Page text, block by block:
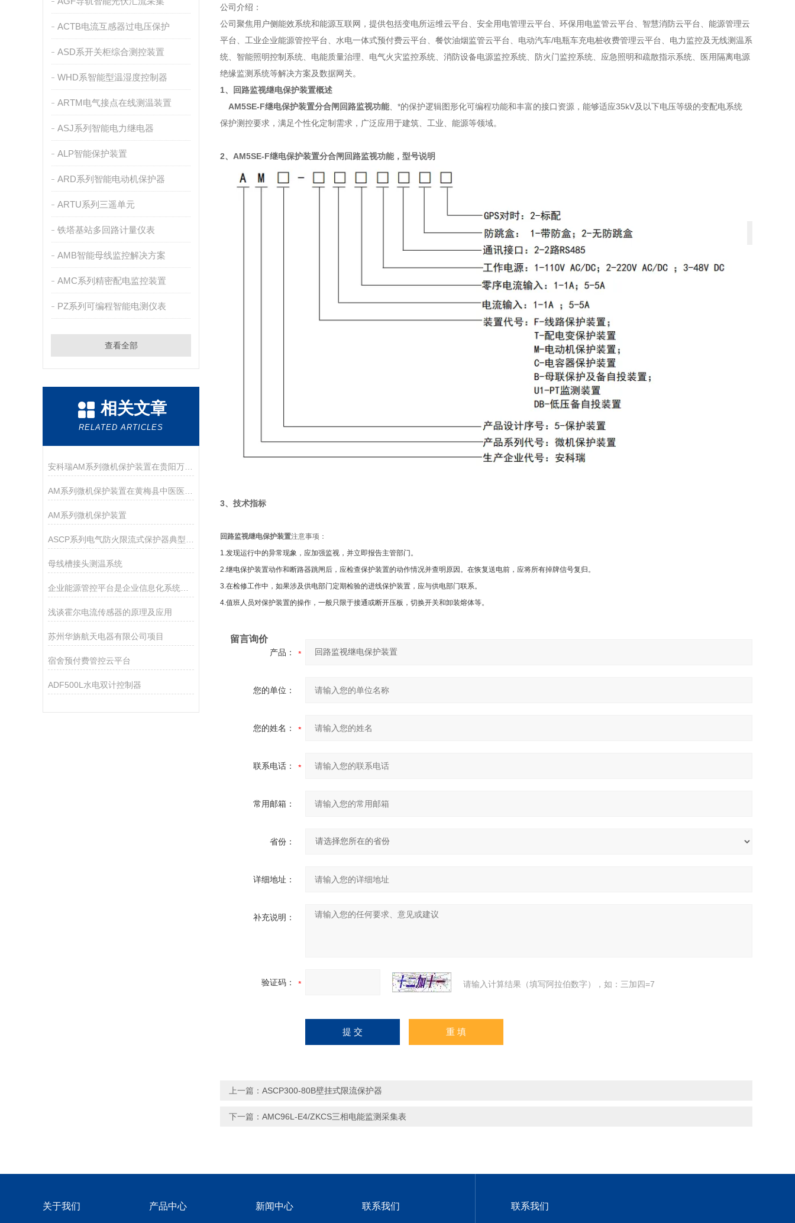
ACTB电流互感器过电压保护
ASD系开关柜综合测控装置
WHD系智能型温湿度控制器
ARTM电气接点在线测温装置
ASJ系列智能电力继电器
ALP智能保护装置
ARD系列智能电动机保护器
ARTU系列三遥单元
铁塔基站多回路计量仪表
AMB智能母线监控解决方案
AMC系列精密配电监控装置
PZ系列可编程智能电测仪表
查看全部
相关文章
RELATED ARTICLES
AM系列微机保护装置
母线槽接头测温系统
浅谈霍尔电流传感器的原理及应用
苏州华旃航天电器有限公司项目
宿舍预付费管控云平台
ADF500L水电双计控制器
公司介绍：
公司聚焦用户侧能效系统和能源互联网，提供包括变电所运维云平台、安全用电管理云平台、环保用电监管云平台、智慧消防云平台、能源管理云
平台、工业企业能源管控平台、水电一体式预付费云平台、餐饮油烟监管云平台、电动汽车/电瓶车充电桩收费管理云平台、电力监控及无线测温系
统、智能照明控制系统、电能质量治理、电气火灾监控系统、消防设备电源监控系统、防火门监控系统、应急照明和疏散指示系统、医用隔离电源
绝缘监测系统等解决方案及数据网关。
1、
回路监视继电保护装置概述
AM5SE-F继电保护装置分合闸回路监视功能、*的保护逻辑图形化可编程功能和丰富的接口资源，能够适应35kV及以下电压等级的变配电系统
保护测控要求，满足个性化定制需求，广泛应用于建筑、工业、能源等领域。
2、 AM5SE-F继电保护装置分合闸回路监视功能，型号说明
3、技术指标
回路监视继电保护装置注意事项：
1.发现运行中的异常现象，应加强监视，并立即报告主管部门。
2.继电保护装置动作和断路器跳闸后，应检查保护装置的动作情况并查明原因。在恢复送电前，应将所有掉牌信号复归。
3.在检修工作中，如果涉及供电部门定期检验的进线保护装置，应与供电部门联系。
4.值班人员对保护装置的操作，一般只限于接通或断开压板，切换开关和卸装熔体等。
留言询价
产品：
您的单位：
您的姓名：
联系电话：
常用邮箱：
省份：
详细地址：
补充说明：
验证码： 请输入计算结果（填写阿拉伯数字），如：三加四=7
上一篇： ASCP300-80B壁挂式限流保护器
下一篇： AMC96L-E4/ZKCS三相电能监测采集表
关于我们 产品中心 新闻中心 联系我们 联系我们